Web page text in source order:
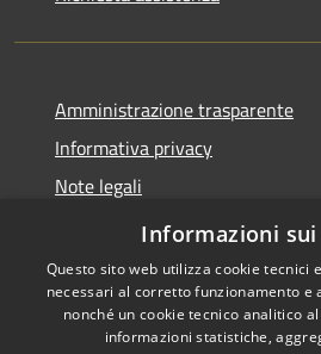
Amministrazione trasparente
Informativa privacy
Note legali
Dichiarazione di accessibilità
Informazioni
Questo sito web utilizza cookie tecnici
necessari al corretto funzionamento e
nonché un cookie tecnico analitico
informazioni statistiche,